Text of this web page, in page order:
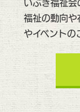
いぶき福祉会
福祉の動向や
やイベントの